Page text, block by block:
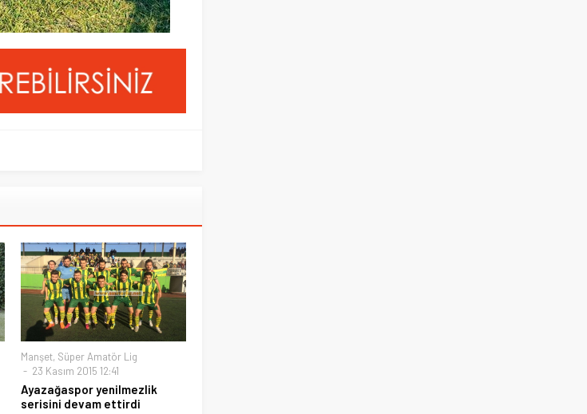
Manşet, Süper Amatör Lig
23 Kasım 2015 12:41
Ayazağaspor yenilmezlik
serisini devam ettirdi